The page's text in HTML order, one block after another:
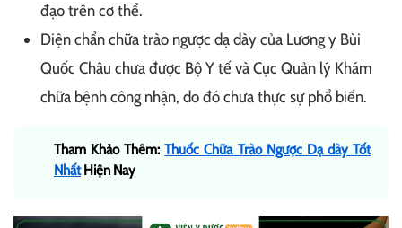
đạo trên cơ thể.
Diện chẩn chữa trào ngược dạ dày của Lương y Bùi
Quốc Châu chưa được Bộ Y tế và Cục Quản lý Khám
chữa bệnh công nhận, do đó chưa thực sự phổ biến.
Tham Khảo Thêm:Thuốc Chữa Trào Ngược Dạ dày Tốt
NhấtHiện Nay